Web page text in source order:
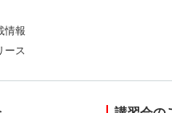
情報
ース